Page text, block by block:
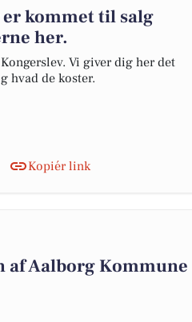
kommet til salg
her.
Vi giver dig her det
hvad de koster.
Kopiér link
af Aalborg Kommune